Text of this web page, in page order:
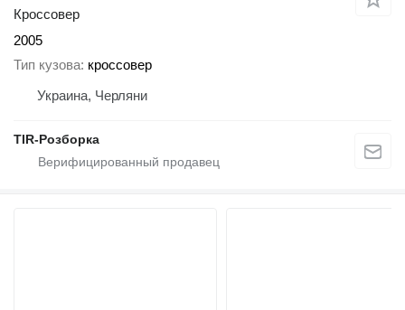
Кроссовер
2005
Тип кузова кроссовер
Украина, Черляни
TIR-Розборка